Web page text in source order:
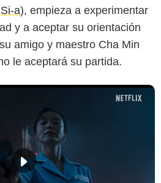
a), empieza a experimentar
y a aceptar su orientación
amigo y maestro Cha Min
le aceptará su partida.